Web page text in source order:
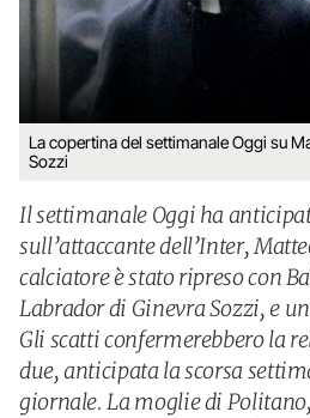
La copertina del settimanale Oggi su
Sozzi
Il settimanale Oggi ha
sull’attaccante dell’Inter,
calciatore è stato ripreso con
Labrador di Ginevra Sozzi, e
Gli scatti confermerebbero la
due, anticipata la scorsa
giornale. La moglie di